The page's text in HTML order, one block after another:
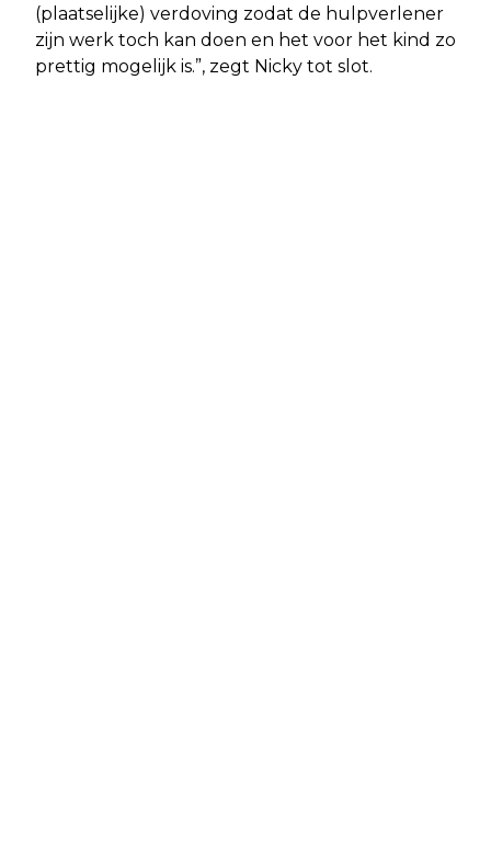
(plaatselijke) verdoving zodat de hulpverlener
zijn werk toch kan doen en het voor het kind zo
prettig mogelijk is.”, zegt Nicky tot slot.